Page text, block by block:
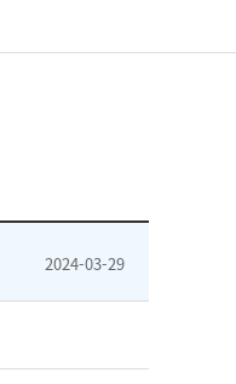
2024-03-29